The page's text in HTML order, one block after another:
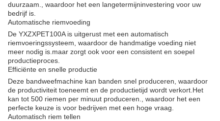
duurzaam., waardoor het een langetermijninvestering voor uw
bedrijf is.
Automatische riemvoeding
De YXZXPET100A is uitgerust met een automatisch
riemvoeringssysteem, waardoor de handmatige voeding niet
meer nodig is.maar zorgt ook voor een consistent en soepel
productieproces.
Efficiënte en snelle productie
Deze bandweefmachine kan banden snel produceren, waardoor
de productiviteit toeneemt en de productietijd wordt verkort.Het
kan tot 500 riemen per minuut produceren., waardoor het een
perfecte keuze is voor bedrijven met een hoge vraag.
Automatisch riem tellen